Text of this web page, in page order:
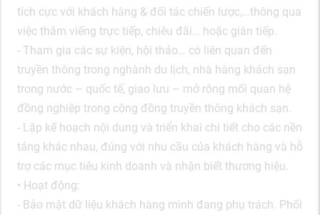
tích cực với khách hàng & đối tác chiến lược,…thông qua
việc thăm viếng trực tiếp, chiêu đãi… hoặc gián tiếp.
- Tham gia các sự kiện, hội thảo… có liên quan đến
truyền thông trong nghành du lịch, nhà hàng khách sạn
trong nước – quốc tế, giao lưu – mở rông mối quan hệ
đồng nghiệp trong cộng đồng truyền thông khách sạn.
- Lập kế hoạch nội dung và triển khai chi tiết cho các nền
tảng khác nhau, đúng với nhu cầu của khách hàng và hỗ
trợ các mục tiêu kinh doanh và nhận biết thương hiệu.
• Hoạt động:
- Bảo mật dữ liệu khách hàng mình đang phụ trách. Phối